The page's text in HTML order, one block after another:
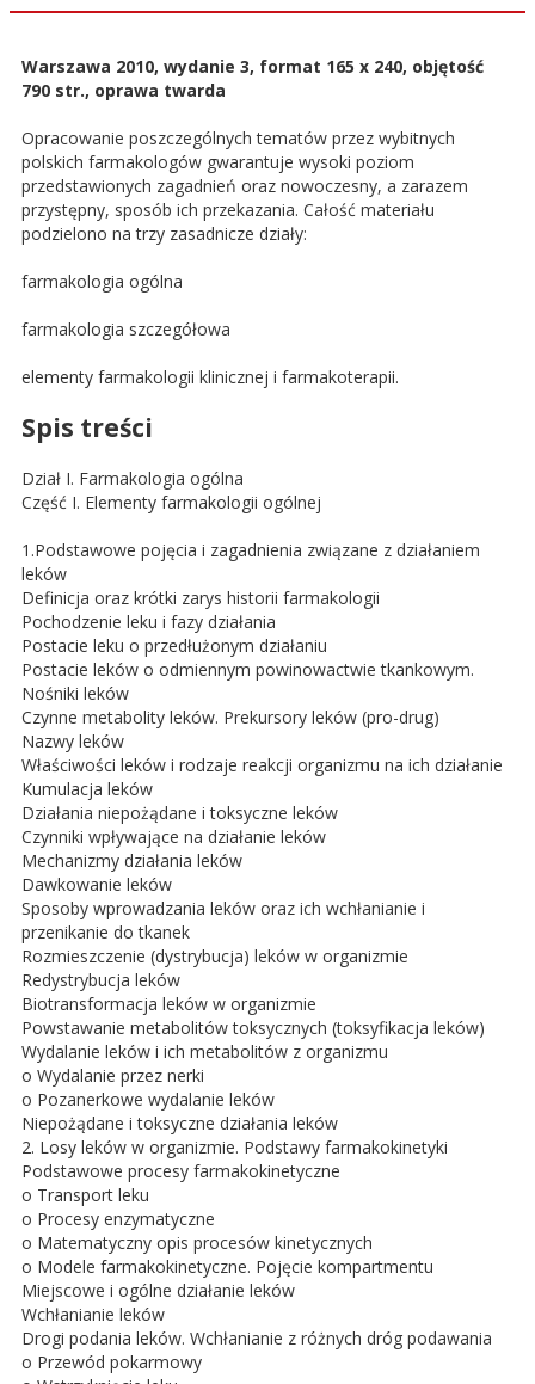
Warszawa 2010, wydanie 3, format 165 x 240, objętość
790 str., oprawa twarda
Opracowanie poszczególnych tematów przez wybitnych
polskich farmakologów gwarantuje wysoki poziom
przedstawionych zagadnień oraz nowoczesny, a zarazem
przystępny, sposób ich przekazania. Całość materiału
podzielono na trzy zasadnicze działy:
farmakologia ogólna
farmakologia szczegółowa
elementy farmakologii klinicznej i farmakoterapii.
Spis treści
Dział I. Farmakologia ogólna
Część I. Elementy farmakologii ogólnej
1.Podstawowe pojęcia i zagadnienia związane z działaniem
leków
Definicja oraz krótki zarys historii farmakologii
Pochodzenie leku i fazy działania
Postacie leku o przedłużonym działaniu
Postacie leków o odmiennym powinowactwie tkankowym.
Nośniki leków
Czynne metabolity leków. Prekursory leków (pro-drug)
Nazwy leków
Właściwości leków i rodzaje reakcji organizmu na ich działanie
Kumulacja leków
Działania niepożądane i toksyczne leków
Czynniki wpływające na działanie leków
Mechanizmy działania leków
Dawkowanie leków
Sposoby wprowadzania leków oraz ich wchłanianie i
przenikanie do tkanek
Rozmieszczenie (dystrybucja) leków w organizmie
Redystrybucja leków
Biotransformacja leków w organizmie
Powstawanie metabolitów toksycznych (toksyfikacja leków)
Wydalanie leków i ich metabolitów z organizmu
o Wydalanie przez nerki
o Pozanerkowe wydalanie leków
Niepożądane i toksyczne działania leków
2. Losy leków w organizmie. Podstawy farmakokinetyki
Podstawowe procesy farmakokinetyczne
o Transport leku
o Procesy enzymatyczne
o Matematyczny opis procesów kinetycznych
o Modele farmakokinetyczne. Pojęcie kompartmentu
Miejscowe i ogólne działanie leków
Wchłanianie leków
Drogi podania leków. Wchłanianie z różnych dróg podawania
o Przewód pokarmowy